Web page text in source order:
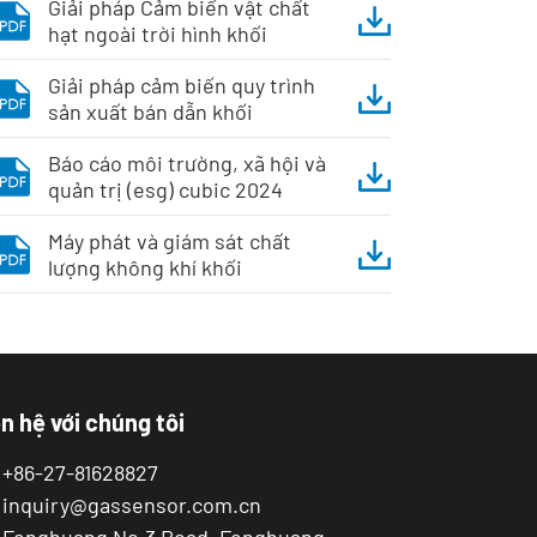
Giải pháp Cảm biến vật chất
hạt ngoài trời hình khối
Giải pháp cảm biến quy trình
sản xuất bán dẫn khối
Báo cáo môi trường, xã hội và
quản trị (esg) cubic 2024
Máy phát và giám sát chất
lượng không khí khối
hệ với chúng tôi
+86-27-81628827
inquiry@gassensor.com.cn